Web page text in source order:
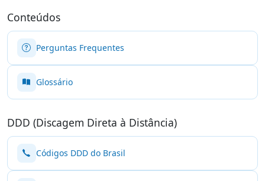
Conteúdos
Perguntas Frequentes
Glossário
DDD (Discagem Direta à Distância)
Códigos DDD do Brasil